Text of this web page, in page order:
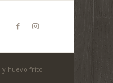
y huevo frito